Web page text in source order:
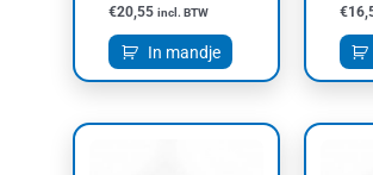
€20,55 incl. BTW
In mandje
€